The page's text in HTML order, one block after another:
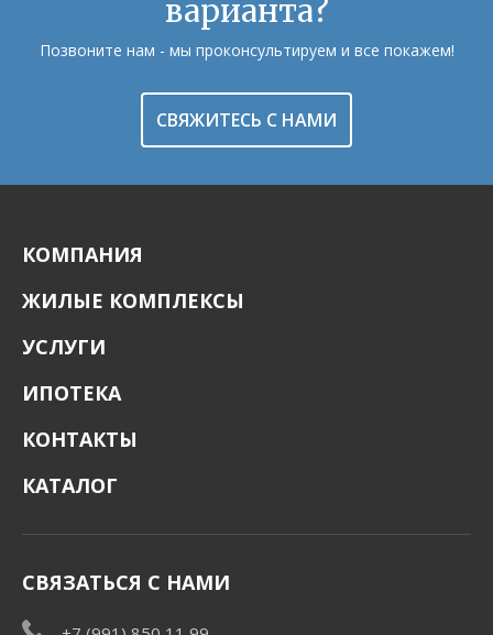
варианта?
Позвоните нам - мы проконсультируем и все покажем!
СВЯЖИТЕСЬ С НАМИ
КОМПАНИЯ
ЖИЛЫЕ КОМПЛЕКСЫ
УСЛУГИ
ИПОТЕКА
КОНТАКТЫ
КАТАЛОГ
СВЯЗАТЬСЯ С НАМИ